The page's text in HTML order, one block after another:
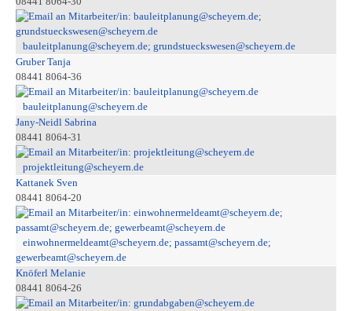
bauleitplanung@scheyern.de; grundstueckswesen@scheyern.de
Gruber Tanja
08441 8064-36
bauleitplanung@scheyern.de
Jany-Neidl Sabrina
08441 8064-31
projektleitung@scheyern.de
Kattanek Sven
08441 8064-20
einwohnermeldeamt@scheyern.de; passamt@scheyern.de;
gewerbeamt@scheyern.de
Knöferl Melanie
08441 8064-26